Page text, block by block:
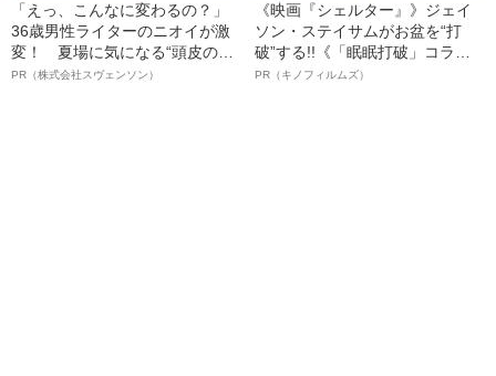
「えっ、こんなに変わるの？」
36歳男性ライターのニオイが激
変！ 夏場に気になる“頭皮のニ
オイ”や“ベタつき”を解消す
PR（株式会社スヴェンソン）
《映画『シェルター』》ジェイ
ソン・ステイサムがお盆を“打
破”する!!《「眠眠打破」コラ
ボ》
PR（キノフィルムズ）